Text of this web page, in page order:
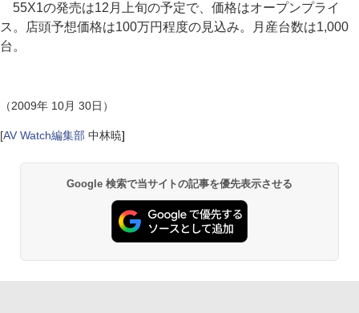
55X1の発売は12月上旬の予定で、価格はオープンプライ
ス。店頭予想価格は100万円程度の見込み。月産台数は1,000
台。
（2009年 10月 30日）
[AV Watch編集部 中林暁]
Google 検索で当サイトの記事を優先表示させる